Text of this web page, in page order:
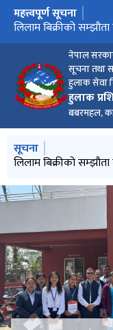
नेपाल
सूचना तथा
हुलाक सेवा
हुलाक
बबरमहल,
मुख्य नेभिगेसनमा जानुहोस्
महत्त्वपूर्ण सूचना
हुलाक The Post
तेस्रो त्रैमासिक स्वतः
लिलाम बिक्रीको
हुलाक पत्रिकाअंक २१२
काठ दाउरा लिलाम
मुख्य नेभिगेसनमा जानुहोस्
सूचना
हुलाक The Post
तेस्रो त्रैमासिक स्वतः
लिलाम बिक्रीको
हुलाक पत्रिकाअंक २१२
काठ दाउरा लिलाम